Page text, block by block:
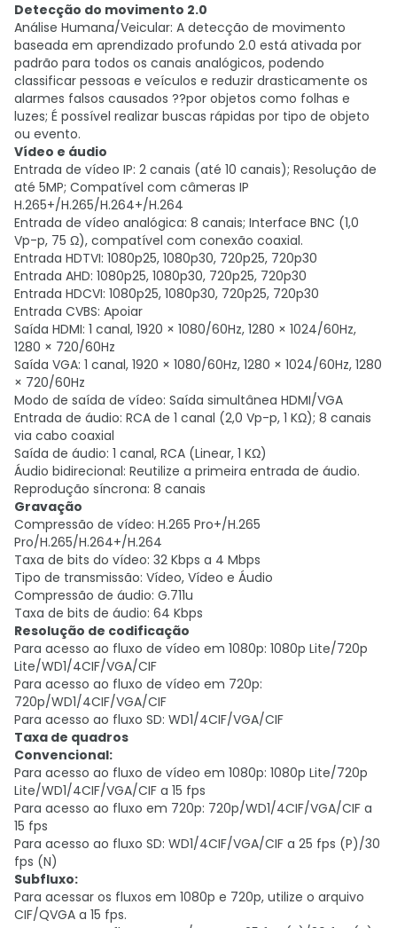
Detecção do movimento 2.0
Análise Humana/Veicular: A detecção de movimento
baseada em aprendizado profundo 2.0 está ativada por
padrão para todos os canais analógicos, podendo
classificar pessoas e veículos e reduzir drasticamente os
alarmes falsos causados ??por objetos como folhas e
luzes; É possível realizar buscas rápidas por tipo de objeto
ou evento.
Vídeo e áudio
Entrada de vídeo IP: 2 canais (até 10 canais); Resolução de
até 5MP; Compatível com câmeras IP
H.265+/H.265/H.264+/H.264
Entrada de vídeo analógica: 8 canais; Interface BNC (1,0
Vp-p, 75 Ω), compatível com conexão coaxial.
Entrada HDTVI: 1080p25, 1080p30, 720p25, 720p30
Entrada AHD: 1080p25, 1080p30, 720p25, 720p30
Entrada HDCVI: 1080p25, 1080p30, 720p25, 720p30
Entrada CVBS: Apoiar
Saída HDMI: 1 canal, 1920 × 1080/60Hz, 1280 × 1024/60Hz,
1280 × 720/60Hz
Saída VGA: 1 canal, 1920 × 1080/60Hz, 1280 × 1024/60Hz, 1280
× 720/60Hz
Modo de saída de vídeo: Saída simultânea HDMI/VGA
Entrada de áudio: RCA de 1 canal (2,0 Vp-p, 1 KΩ); 8 canais
via cabo coaxial
Saída de áudio: 1 canal, RCA (Linear, 1 KΩ)
Áudio bidirecional: Reutilize a primeira entrada de áudio.
Reprodução síncrona: 8 canais
Gravação
Compressão de vídeo: H.265 Pro+/H.265
Pro/H.265/H.264+/H.264
Taxa de bits do vídeo: 32 Kbps a 4 Mbps
Tipo de transmissão: Vídeo, Vídeo e Áudio
Compressão de áudio: G.711u
Taxa de bits de áudio: 64 Kbps
Resolução de codificação
Para acesso ao fluxo de vídeo em 1080p: 1080p Lite/720p
Lite/WD1/4CIF/VGA/CIF
Para acesso ao fluxo de vídeo em 720p:
720p/WD1/4CIF/VGA/CIF
Para acesso ao fluxo SD: WD1/4CIF/VGA/CIF
Taxa de quadros
Convencional:
Para acesso ao fluxo de vídeo em 1080p: 1080p Lite/720p
Lite/WD1/4CIF/VGA/CIF a 15 fps
Para acesso ao fluxo em 720p: 720p/WD1/4CIF/VGA/CIF a
15 fps
Para acesso ao fluxo SD: WD1/4CIF/VGA/CIF a 25 fps (P)/30
fps (N)
Subfluxo:
Para acessar os fluxos em 1080p e 720p, utilize o arquivo
CIF/QVGA a 15 fps.